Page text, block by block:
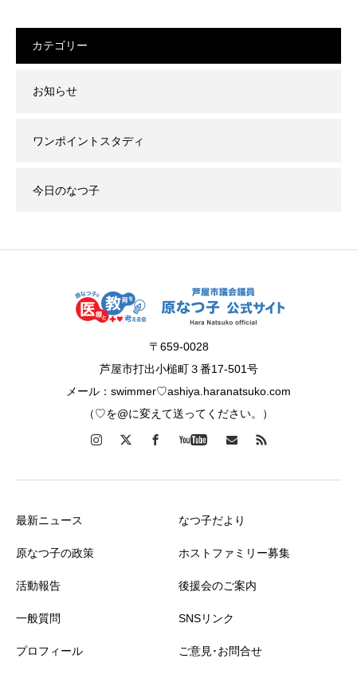
カテゴリー
お知らせ
ワンポイントスタディ
今日のなつ子
〒659-0028
芦屋市打出小槌町３番17-501号
メール：swimmer♡ashiya.haranatsuko.com
（♡を@に変えて送ってください。）
最新ニュース
原なつ子の政策
活動報告
一般質問
プロフィール
なつ子だより
ホストファミリー募集
後援会のご案内
SNSリンク
ご意見･お問合せ